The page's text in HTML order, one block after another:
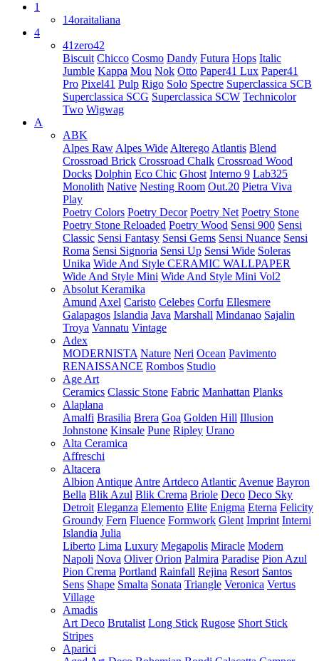
1
14oraitaliana
4
41zero42
Biscuit Chicco Cosmo Dandy Futura Hops Italic
Jumble Kappa Mou Nok Otto Paper41 Lux Paper41
Pro Pixel41 Pulp Rigo Solo Spectre Superclassica SCB
Superclassica SCG Superclassica SCW Technicolor
Two Wigwag
A
ABK
Alpes Raw Alpes Wide Alterego Atlantis Blend
Crossroad Brick Crossroad Chalk Crossroad Wood
Docks Dolphin Eco Chic Ghost Interno 9 Lab325
Monolith Native Nesting Room Out.20 Pietra Viva
Play
Poetry Colors Poetry Decor Poetry Net Poetry Stone
Poetry Stone Reloaded Poetry Wood Sensi 900 Sensi
Classic Sensi Fantasy Sensi Gems Sensi Nuance Sensi
Roma Sensi Signoria Sensi Up Sensi Wide Soleras
Unika Wide And Style CERAMIC WALLPAPER
Wide And Style Mini Wide And Style Mini Vol2
Absolut Keramika
Amund Axel Caristo Celebes Corfu Ellesmere
Galapagos Islandia Java Marshall Mindanao Sajalin
Troya Vannatu Vintage
Adex
MODERNISTA Nature Neri Ocean Pavimento
RENAISSANCE Rombos Studio
Age Art
Ceramics Classic Stone Fabric Manhattan Planks
Alaplana
Amalfi Brasilia Brera Goa Golden Hill Illusion
Johnstone Kinsale Pune Ripley Urano
Alta Ceramica
Affreschi
Altacera
Albion Antique Antre Artdeco Atlantic Avenue Bayron
Bella Blik Azul Blik Crema Briole Deco Deco Sky
Detroit Eleganza Elemento Elite Enigma Eterna Felicity
Groundy Fern Fluence Formwork Glent Imprint Interni
Islandia Julia
Liberto Lima Luxury Megapolis Miracle Modern
Napoli Nova Oliver Orion Palmira Paradise Pion Azul
Pion Crema Portland Rainfall Rejina Resort Santos
Sens Shape Smalta Sonata Triangle Veronica Vertus
Village
Amadis
Art Deco Brutalist Long Stick Rugose Short Stick
Stripes
Aparici